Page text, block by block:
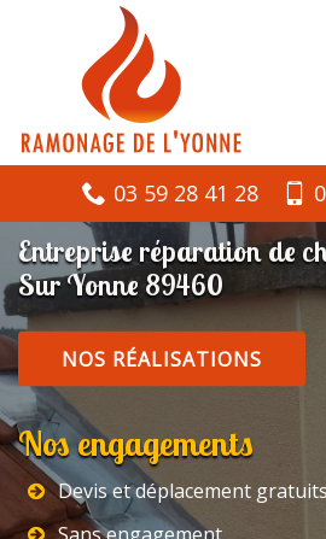
03 59 28 41 28
Entreprise réparation de
Sur Yonne 89460
NOS RÉALISATIONS
Nos engagements
Devis et déplacement gratuits
Sans engagement